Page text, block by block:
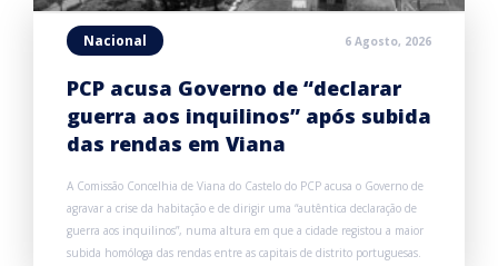
Nacional 6 Agosto, 2026
PCP acusa Governo de “declarar
guerra aos inquilinos” após subida
das rendas em Viana
A Comissão Concelhia de Viana do Castelo do PCP acusa o Governo de
agravar a crise da habitação e de dirigir uma “autêntica declaração de
guerra aos inquilinos”, numa altura em que a cidade registou a maior
subida homóloga das rendas entre as capitais de distrito portuguesas.